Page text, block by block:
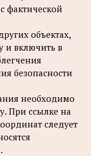
фактической
объектах,
и включить в
безопасности
необходимо
При ссылке на
следует